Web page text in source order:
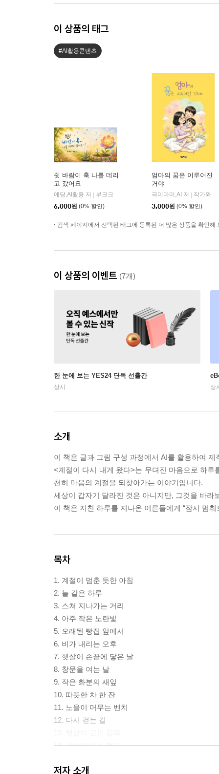
이 상품의 태그
#AI활용콘텐츠
쉿 바람이 훅 나를 데리
고 갔어요
예당,AI활용 저 | 부크크
6,000원 (0% 할인)
엄마의 꿈은 이루어진
거야
극미마미,AI 저 | 작가와
3,000원 (0% 할인)
검색 페이지에서 선택된 태그에 등록된 더 많은 상품을 확인해
이 상품의 이벤트 (7개)
한 눈에 보는 YES24 단독 선출간
상시 상
소개
이 책은 글과 그림 구성 과정에서 AI를 활용하여 제
<계절이 다시 내게 왔다>는 무뎌진 마음으로 하
천히 마음의 계절을 되찾아가는 이야기입니다.
세상이 갑자기 달라진 것은 아니지만, 그것을 바
이 책은 지친 하루를 지나온 어른들에게 “잠시 멈
목차
1. 계절이 멈춘 듯한 아침
2. 늘 같은 하루
3. 스쳐 지나가는 거리
4. 아주 작은 노란빛
5. 오래된 빵집 앞에서
6. 비가 내리는 오후
7. 햇살이 손끝에 닿은 날
8. 창문을 여는 날
9. 작은 화분의 새잎
10. 따뜻한 차 한 잔
11. 노을이 머무는 벤치
12. 다시 걷는 길
14. 창문에 비친 얼굴
16. 계절이 다시 내게 왔다
저자 소개